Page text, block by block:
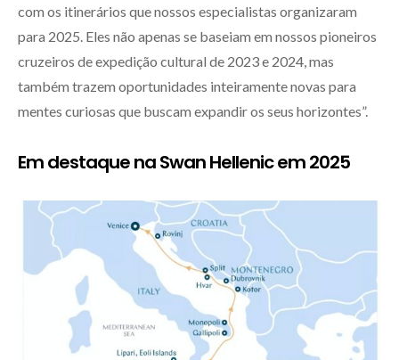
com os itinerários que nossos especialistas organizaram
para 2025. Eles não apenas se baseiam em nossos pioneiros
cruzeiros de expedição cultural de 2023 e 2024, mas
também trazem oportunidades inteiramente novas para
mentes curiosas que buscam expandir os seus horizontes”.
Em destaque na Swan Hellenic em 2025